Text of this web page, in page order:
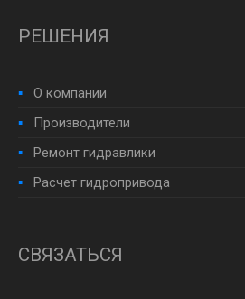
РЕШЕНИЯ
О компании
Производители
Ремонт гидравлики
Расчет гидропривода
СВЯЗАТЬСЯ